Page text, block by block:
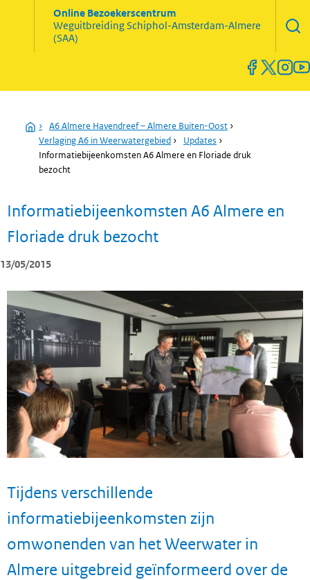
Online Bezoekerscentrum
WeguitbreidingSchiphol-Amsterdam-Almere
(SAA)
Home
› A6 Almere Havendreef – Almere Buiten-Oost ›
Verlaging A6 in Weerwatergebied › Updates ›
Informatiebijeenkomsten A6 Almere en Floriade druk
bezocht
Informatiebijeenkomsten A6 Almere en
Floriade druk bezocht
13/05/2015
Tijdens verschillende
informatiebijeenkomsten zijn
omwonenden van het Weerwater in
Almere uitgebreid geïnformeerd over de